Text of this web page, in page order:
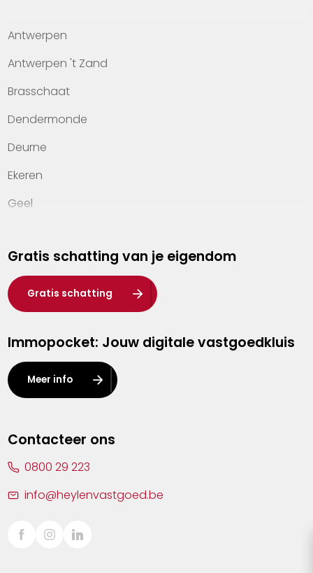
Kennis van wonen
Kantoren
Veelgestelde vragen
Werken bij Heylen Vastgoed
Contact
Antwerpen
Antwerpen 't Zand
Brasschaat
Dendermonde
Deurne
Ekeren
Geel
Hasselt
Heist-op-den-Berg
Herentals
Kalmthout
Leuven
Lier
Sint-Truiden
Gratis schatting van je eigendom
Gratis schatting
Immopocket: Jouw digitale vastgoedkluis
Meer info
Contacteer ons
0800 29 223
info@heylenvastgoed.be